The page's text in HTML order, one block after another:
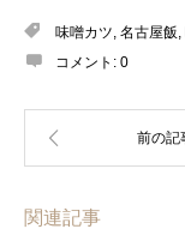
味噌カツ, 名古屋飯,
コメント: 0
関連記事